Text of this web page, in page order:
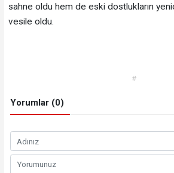
sahne oldu hem de eski dostlukların
vesile oldu.
#
Yorumlar (0)